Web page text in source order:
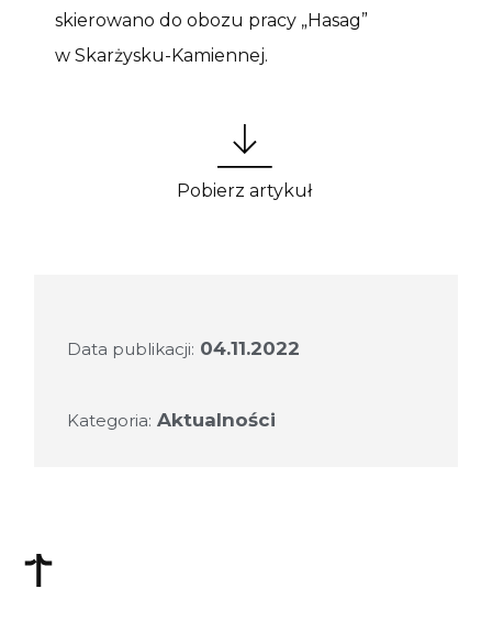
skierowano do obozu pracy „Hasag”
w Skarżysku-Kamiennej.
Pobierz artykuł
Data publikacji: 04.11.2022
Kategoria: Aktualności